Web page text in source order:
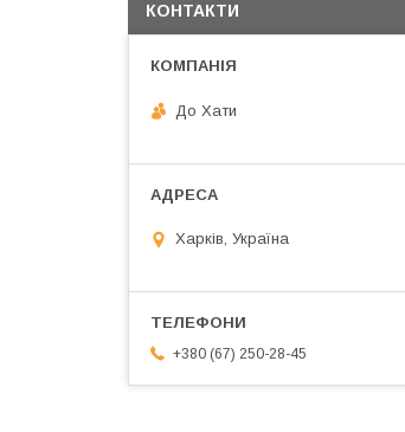
КОНТАКТИ
До Хати
Харків, Україна
+380 (67) 250-28-45